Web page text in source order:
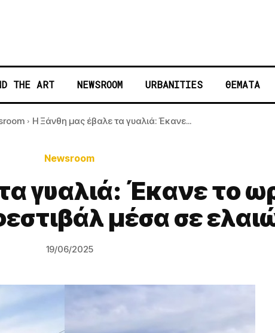
THE ART NEWSROOM URBANITIES ΘΕΜΑΤΑ
Η Ξάνθη μας έβαλε τα γυαλιά: Έκανε...
Newsroom
γυαλιά: Έκανε το
μέσα σε
19/06/2025